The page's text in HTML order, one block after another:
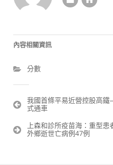
內容相關資訊
分數
文
章
覽
我國首條平易近營控股高
式通車
上森和診所疫苗海：重型
外鄉逝世亡病例47例